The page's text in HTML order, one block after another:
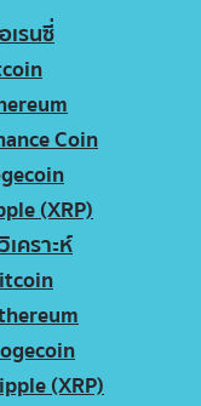
เรนซี่
Coin
(XRP)
คราะห์
(XRP)